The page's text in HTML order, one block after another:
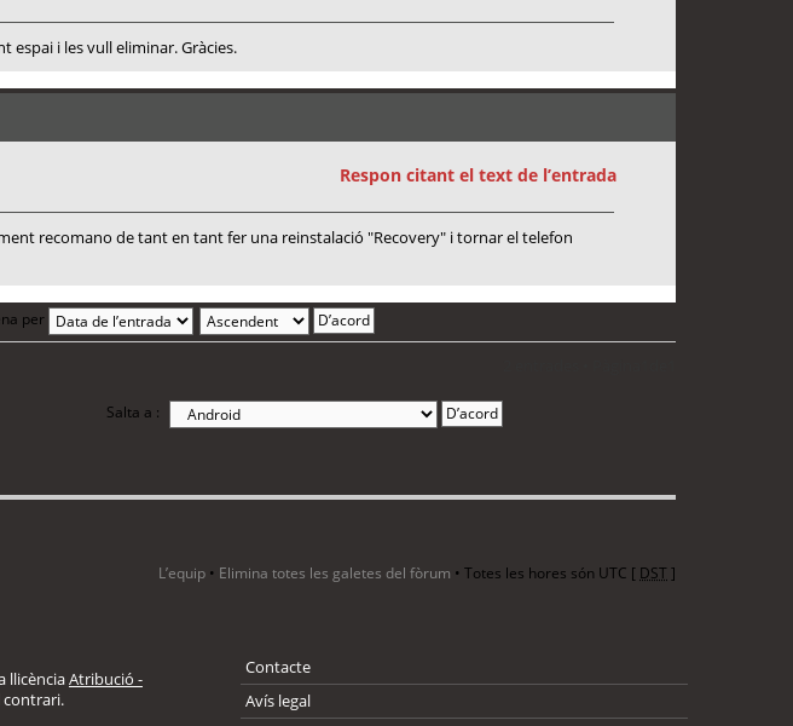
espai i les vull eliminar. Gràcies.
Respon citant el text de l’entrada
recomano de tant en tant fer una reinstalació "Recovery" i tornar el telefon
per
Salta a :
L’equip • Elimina totes les galetes del fòrum • Totes les hores són UTC [ DST]
llicènciaAtribució -
contrari.
Contacte
Avís legal